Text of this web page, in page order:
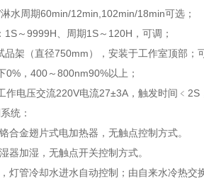
水周期60min/12min,102min/18min可选；
1S～9999H、周期1S～120H，可调；
品架（直径750mm），安装于工作室顶部
0%，400～800nm90%以上；
作电压交流220V电流27±3A，触发时间﹤2S
统：
合金翅片式电加热器，无触点控制方式。
器加湿，无触点开关控制方式。
灯管冷却水进水自动控制；由自来水冷热交